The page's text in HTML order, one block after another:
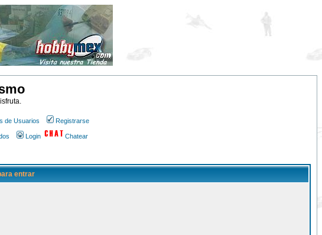
de Usuarios Registrarse
Login Chatear
entrar